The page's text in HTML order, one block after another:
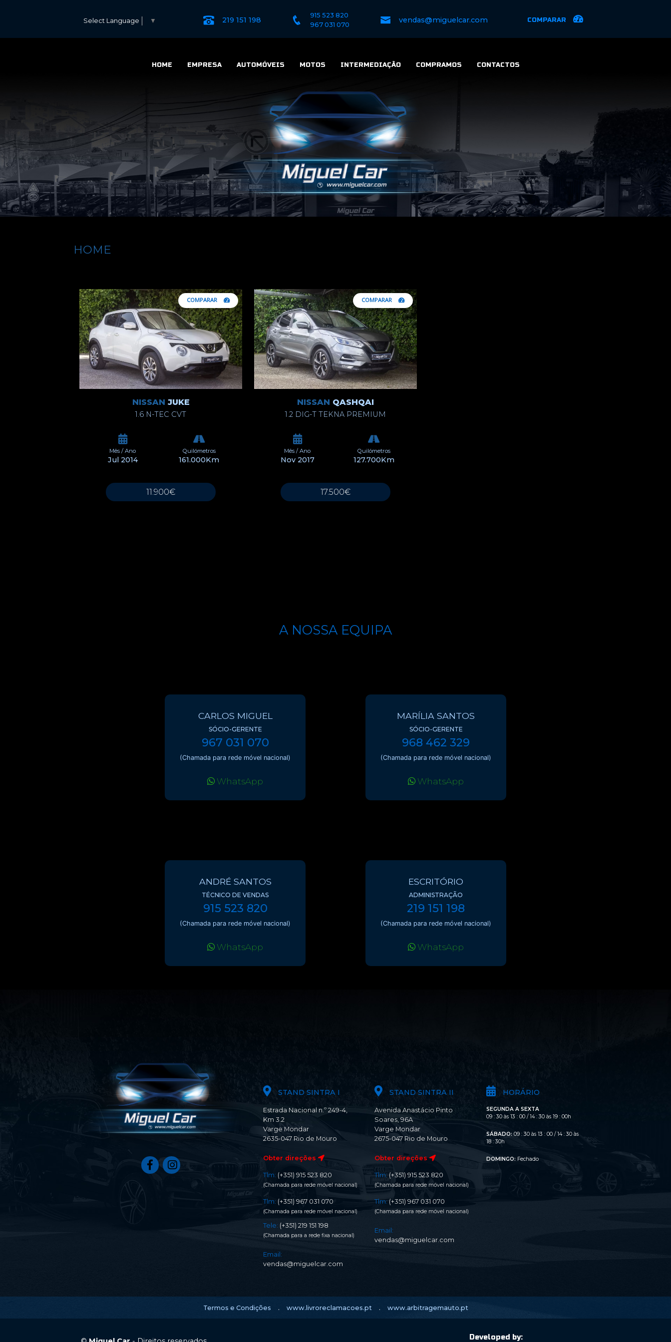
Select Language ▼ 219 151 198
915 523 820
967 031 070
vendas@miguelcar.com COMPARAR
CONTACTOS
COMPRAMOS
INTERMEDIAÇÃO
MOTOS
AUTOMÓVEIS
EMPRESA
HOME
HOME
COMPARAR
NISSAN JUKE
1.6 N-TEC CVT
Mês / Ano
Jul 2014
Quilómetros
161.000Km
11.900€
COMPARAR
NISSAN QASHQAI
1.2 DIG-T TEKNA PREMIUM
Mês / Ano
Nov 2017
Quilómetros
127.700Km
17.500€
A NOSSA EQUIPA
CARLOS MIGUEL
SÓCIO-GERENTE
967 031 070
(Chamada para rede móvel nacional)
WhatsApp
MARÍLIA SANTOS
SÓCIO-GERENTE
968 462 329
(Chamada para rede móvel nacional)
WhatsApp
ANDRÉ SANTOS
TÉCNICO DE VENDAS
915 523 820
(Chamada para rede móvel nacional)
WhatsApp
ESCRITÓRIO
ADMINISTRAÇÃO
219 151 198
(Chamada para rede móvel nacional)
WhatsApp
STAND SINTRA I
Estrada Nacional n.º 249-4,
Km 3.2
Varge Mondar
2635-047 Rio de Mouro
Obter direções
Tlm: (+351) 915 523 820
(Chamada para rede móvel nacional)
Tlm: (+351) 967 031 070
(Chamada para rede móvel nacional)
Tele: (+351) 219 151 198
(Chamada para a rede fixa nacional)
Email:
vendas@miguelcar.com
STAND SINTRA II
Avenida Anastácio Pinto
Soares, 96A
Varge Mondar
2675-047 Rio de Mouro
Obter direções
Tlm: (+351) 915 523 820
(Chamada para rede móvel nacional)
Tlm: (+351) 967 031 070
(Chamada para rede móvel nacional)
Email:
vendas@miguelcar.com
HORÁRIO
SEGUNDA A SEXTA
09 : 30 às 13 : 00 / 14 : 30 às 19 : 00h
SÁBADO: 09 : 30 às 13 : 00 / 14 : 30 às
18 : 30h
DOMINGO: Fechado
Termos e Condições . www.livroreclamacoes.pt . www.arbitragemauto.pt
Developed by: